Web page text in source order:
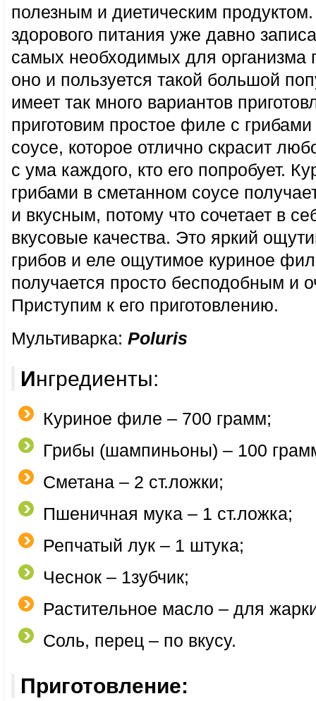
полезным и диетическим
здорового питания уже давно
самых необходимых для организма
оно и пользуется такой большой
имеет так много вариантов
приготовим простое филе с
соусе, которое отлично скрасит
с ума каждого, кто его попробует.
грибами в сметанном соусе
и вкусным, потому что сочетает в
вкусовые качества. Это яркий
грибов и еле ощутимое куриное
получается просто бесподобным и
Приступим к его приготовлению.
Мультиварка: Poluris
Ингредиенты:
Куриное филе – 700 грамм;
Грибы (шампиньоны) – 100
Сметана – 2 ст.ложки;
Пшеничная мука – 1 ст.ложка;
Репчатый лук – 1 штука;
Чеснок – 1зубчик;
Растительное масло – для
Соль, перец – по вкусу.
Приготовление: